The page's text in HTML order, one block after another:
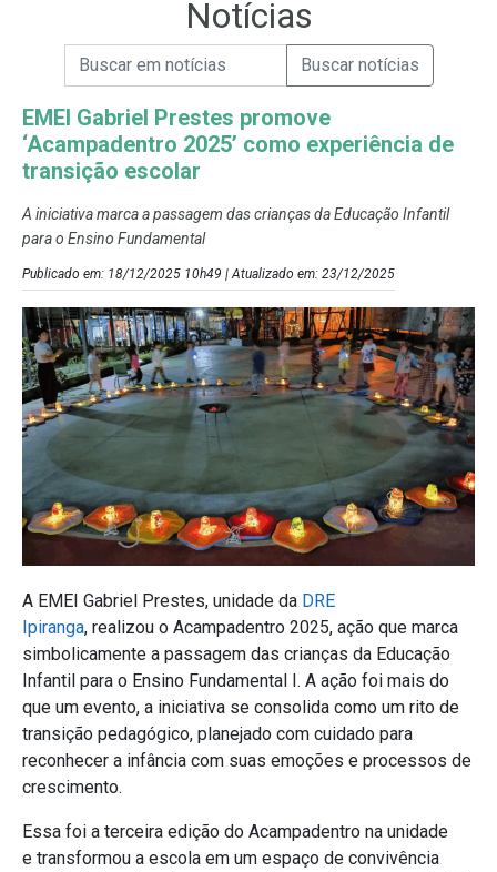
Notícias
Campo de Busca de Notícias
Campo de Busca de informaçõesEnviar a Busca de Notícias
EMEI Gabriel Prestes promove
‘Acampadentro 2025’ como experiência de
transição escolar
A iniciativa marca a passagem das crianças da Educação Infantil
para o Ensino Fundamental
Publicado em: 18/12/2025 10h49 | Atualizado em: 23/12/2025
A EMEI Gabriel Prestes, unidade da DRE
Ipiranga, realizou o Acampadentro 2025, ação que marca
simbolicamente a passagem das crianças da Educação
Infantil para o Ensino Fundamental I. A ação foi mais do
que um evento, a iniciativa se consolida como um rito de
transição pedagógico, planejado com cuidado para
reconhecer a infância com suas emoções e processos de
crescimento.
Essa foi a terceira edição do Acampadentro na unidade
e transformou a escola em um espaço de convivência